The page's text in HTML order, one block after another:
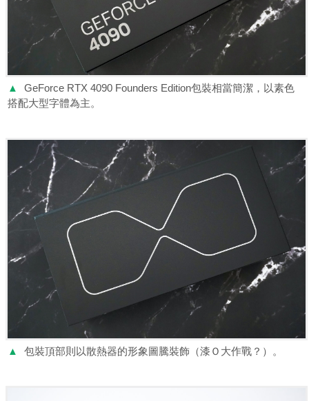
▲
GeForce RTX 4090 Founders Edition包裝相當簡潔，以素色
搭配大型字體為主。
▲ 包裝頂部則以散熱器的形象圖騰裝飾（漆Ｏ大作戰？）。